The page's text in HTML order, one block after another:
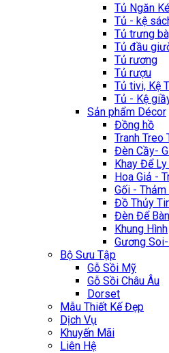
Tủ Ngăn
Tủ - kệ
Tủ trưng
Tủ đầu
Tủ rương
Tủ rượu
Tủ tivi, Kệ
Tủ - Kệ
Sản phẩm Décor
Đồng hồ
Tranh Treo
Đèn Cầy-
Khay Để Ly
Hoa Giả -
Gối -
Đồ Thủy
Đèn Để
Khung Hình
Gương
Bộ Sưu Tập
Gỗ Sồi Mỹ
Gỗ Sồi Châu Âu
Dorset
Mẫu Thiết Kế Đẹp
Dịch Vụ
Khuyến Mãi
Liên Hệ